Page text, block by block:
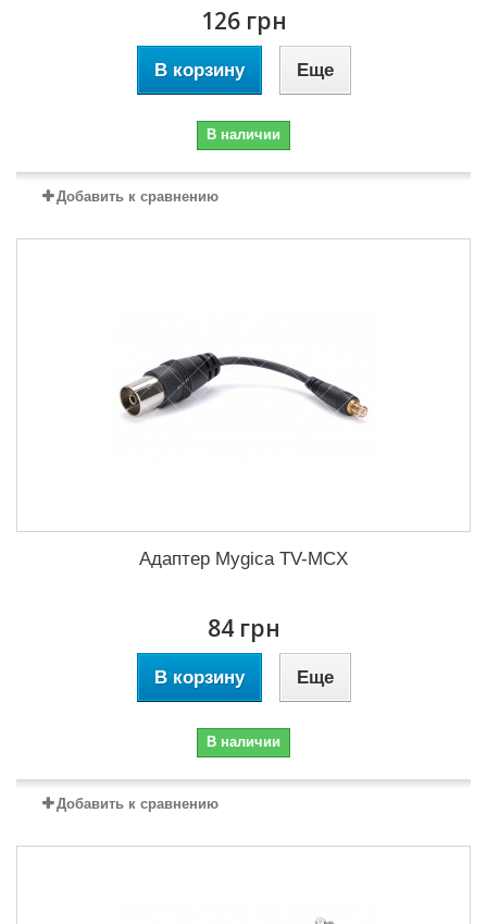
126 грн
В корзину Еще
В наличии
Добавить к сравнению
Адаптер Mygica TV-MCX
84 грн
В корзину Еще
В наличии
Добавить к сравнению